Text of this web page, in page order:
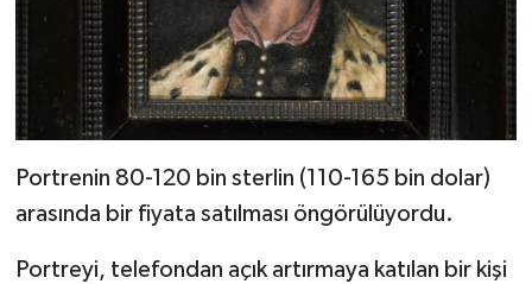
Portrenin 80-120 bin sterlin (110-165 bin dolar)
arasında bir fiyata satılması öngörülüyordu.
Portreyi, telefondan açık artırmaya katılan bir kişi